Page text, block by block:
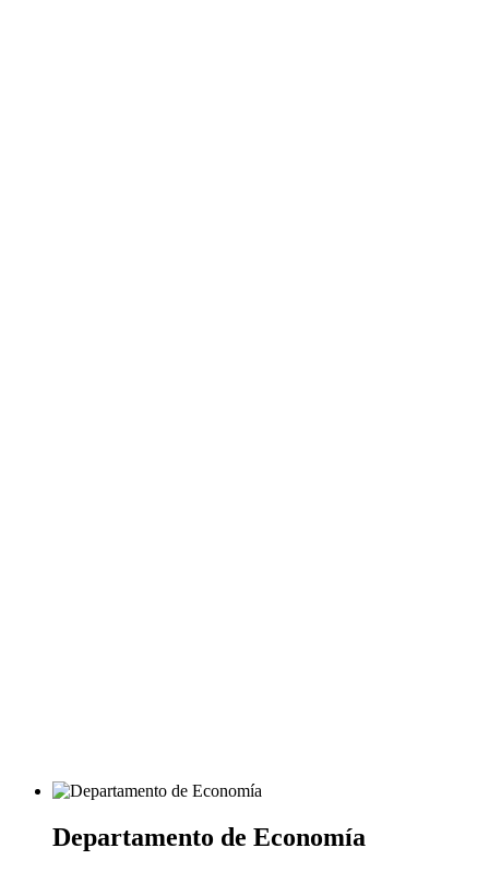
Departamento de Economía